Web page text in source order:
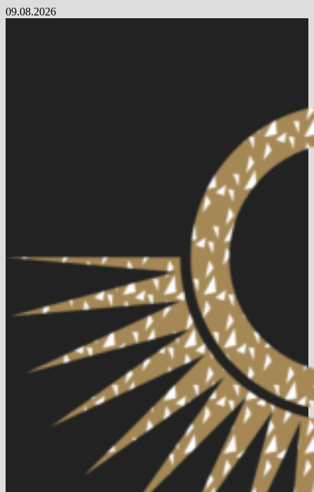
Skip
09.08.2026